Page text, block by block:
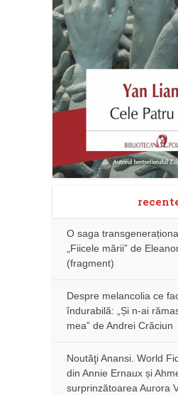
O saga
„Fiicele mării” de
(fragment)
Despre melancolia ce
îndurabilă: „Și n-ai
mea” de Andrei Crăciun
Noutăţi Anansi. World
din Annie Ernaux și
surprinzătoarea Aurora